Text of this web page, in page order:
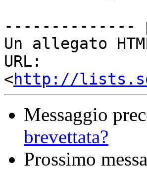
--------------
Un allegato
URL:
<http://
Messaggio
brevettata?
Prossimo